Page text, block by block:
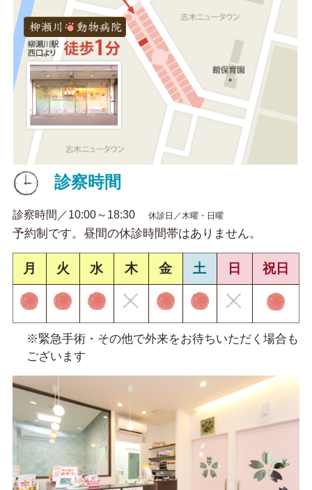
診察時間
診察時間／10:00～18:30 休診日／木曜・日曜
予約制です。昼間の休診時間帯はありません。
月 火 水 木 金 土 日 祝日
※緊急手術・その他で外来をお待ちいただく場合も
ございます